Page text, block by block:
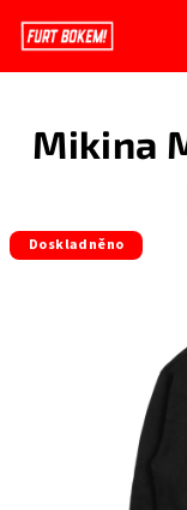
obsah
Mikina
Doskladněno